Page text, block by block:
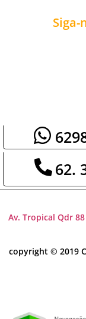
Siga-
62.
Av. Tropical Qdr
copyright © 2019